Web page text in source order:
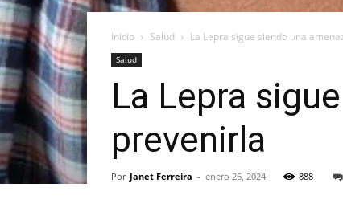
Inicio Salud La Lepra sigue siendo una
Salud
La Lepra
prevenirla
Por Janet Ferreira - enero 26, 2024 888